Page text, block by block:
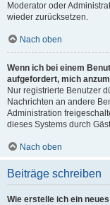
Moderator oder
wieder zurücksetzen.
Nach oben
Wenn ich bei einem
aufgefordert, mich
Nur registrierte Benutzer
Nachrichten an andere
Administration
dieses Systems durch
Nach oben
Beiträge schreiben
Wie erstelle ich ein